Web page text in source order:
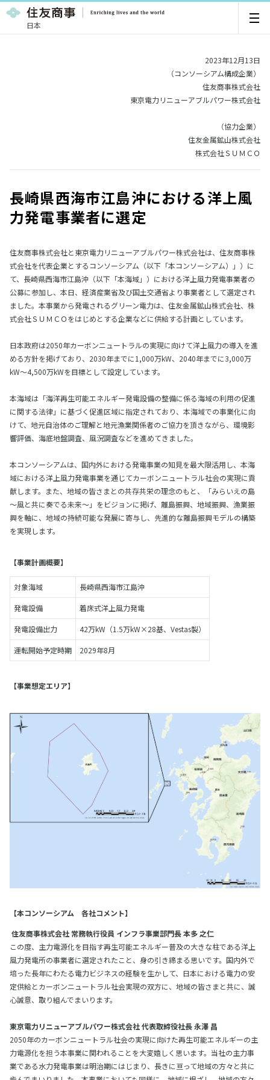
日本
2023年12月13日
（コンソーシアム構成企業）
住友商事株式会社
東京電力リニューアブルパワー株式会社
（協力企業）
住友金属鉱山株式会社
株式会社ＳＵＭＣＯ
長崎県西海市江島沖における洋上風
力発電事業者に選定
住友商事株式会社と東京電力リニューアブルパワー株式会社は、住友商事株
式会社を代表企業とするコンソーシアム（以下「本コンソーシアム）」）に
て、長崎県西海市江島沖（以下「本海域」）における洋上風力発電事業者の
公募に参加し、本日、経済産業省及び国土交通省より事業者として選定され
ました。本事業から発電されるグリーン電力は、住友金属鉱山株式会社、株
式会社ＳＵＭＣＯをはじめとする企業などに供給する計画としています。
日本政府は2050年カーボンニュートラルの実現に向けて洋上風力の導入を進
める方針を掲げており、2030年までに1,000万kW、2040年までに3,000万
kW～4,500万kWを目標として設定しています。
本海域は「海洋再生可能エネルギー発電設備の整備に係る海域の利用の促進
に関する法律」に基づく促進区域に指定されており、本海域での事業化に向
けて、地元自治体のご理解と地元漁業関係者のご協力を頂きながら、環境影
響評価、海底地盤調査、風況調査などを進めてきました。
本コンソーシアムは、国内外における発電事業の知見を最大限活用し、本海
域における洋上風力発電事業を通じてカーボンニュートラル社会の実現に貢
献します。また、地域の皆さまとの共存共栄の理念のもと、「みらいえの島
～風と共に奏でる未来～」をビジョンに掲げ、離島振興、地域振興、漁業振
興を軸に、地域の持続可能な発展に寄与し、先進的な離島振興モデルの構築
を実現します。
【事業計画概要】
対象海域 長崎県西海市江島沖
発電設備 着床式洋上風力発電
発電設備出力 42万kW（1.5万kW×28基、Vestas製）
運転開始予定時期 2029年8月
【事業想定エリア】
【本コンソーシアム 各社コメント】
住友商事株式会社 常務執行役員 インフラ事業部門長 本多 之仁
この度、主力電源化を目指す再生可能エネルギー普及の大きな柱である洋上
風力発電所の事業者に選定されたこと、身の引き締まる思いです。国内外で
培った長年にわたる電力ビジネスの経験を生かして、日本における電力の安
定供給とカーボンニュートラル社会実現の双方に、地域の皆さまと共に、誠
心誠意、取り組んでまいります。
東京電力リニューアブルパワー株式会社 代表取締役社長 永澤 昌
2050年のカーボンニュートラル社会の実現に向けた再生可能エネルギーの主
力電源化を担う本事業に関われることを大変嬉しく思います。当社の主力事
業である水力発電事業は明治期にはじまり、長きに亘って地域の方々と共に